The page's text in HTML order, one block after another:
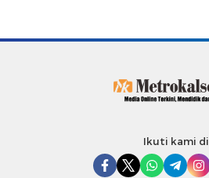
Ikuti kami di